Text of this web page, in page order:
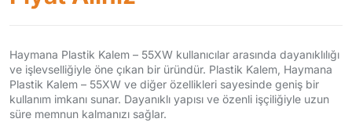
Haymana Plastik Kalem – 55XW kullanıcılar arasında dayanıklılığı
ve işlevselliğiyle öne çıkan bir üründür. Plastik Kalem, Haymana
Plastik Kalem – 55XW ve diğer özellikleri sayesinde geniş bir
kullanım imkanı sunar. Dayanıklı yapısı ve özenli işçiliğiyle uzun
süre memnun kalmanızı sağlar.